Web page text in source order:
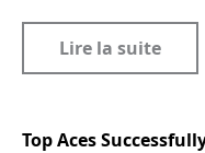
Lire la suite
Top Aces